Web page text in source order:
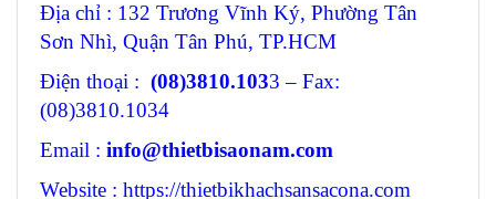
Địa chỉ : 132 Trương Vĩnh Ký, Phường Tân
Sơn Nhì, Quận Tân Phú, TP.HCM
Điện thoại : (08)3810.1033 – Fax:
(08)3810.1034
Email : info@thietbisaonam.com
Website : https://thietbikhachsansacona.com